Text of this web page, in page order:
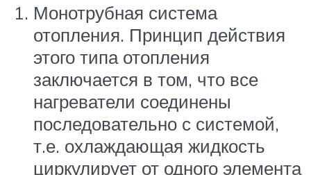
Монотрубная система
отопления. Принцип действия
этого типа отопления
заключается в том, что все
нагреватели соединены
последовательно с системой,
т.е. охлаждающая жидкость
циркулирует от одного элемента